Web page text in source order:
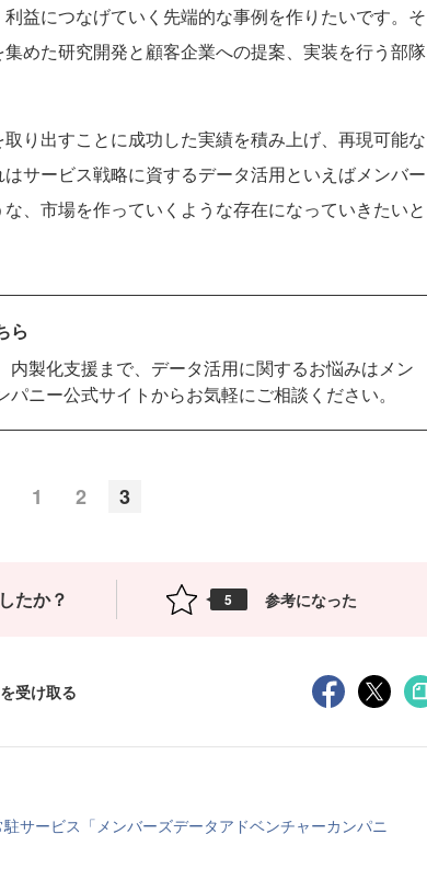
益につなげていく先端的な事例を作りたいです。そ
めた研究開発と顧客企業への提案、実装を行う部隊
り出すことに成功した実績を積み上げ、再現可能な
サービス戦略に資するデータ活用といえばメンバー
、市場を作っていくような存在になっていきたいと
ら
製化支援まで、データ活用に関するお悩みはメン
ニー公式サイトからお気軽にご相談ください。
1 2 3
たか？ 5 参考になった
受け取る
サービス「メンバーズデータアドベンチャーカンパニ